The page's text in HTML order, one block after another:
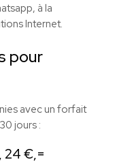
à la
Internet.
pour
avec un forfait
jours :
24 €,=